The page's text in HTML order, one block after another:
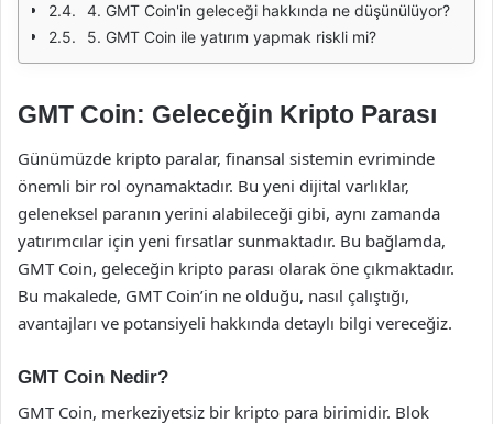
4. GMT Coin'in geleceği hakkında ne düşünülüyor?
5. GMT Coin ile yatırım yapmak riskli mi?
GMT Coin: Geleceğin Kripto Parası
Günümüzde kripto paralar, finansal sistemin evriminde
önemli bir rol oynamaktadır. Bu yeni dijital varlıklar,
geleneksel paranın yerini alabileceği gibi, aynı zamanda
yatırımcılar için yeni fırsatlar sunmaktadır. Bu bağlamda,
GMT Coin, geleceğin kripto parası olarak öne çıkmaktadır.
Bu makalede, GMT Coin’in ne olduğu, nasıl çalıştığı,
avantajları ve potansiyeli hakkında detaylı bilgi vereceğiz.
GMT Coin Nedir?
GMT Coin, merkeziyetsiz bir kripto para birimidir. Blok